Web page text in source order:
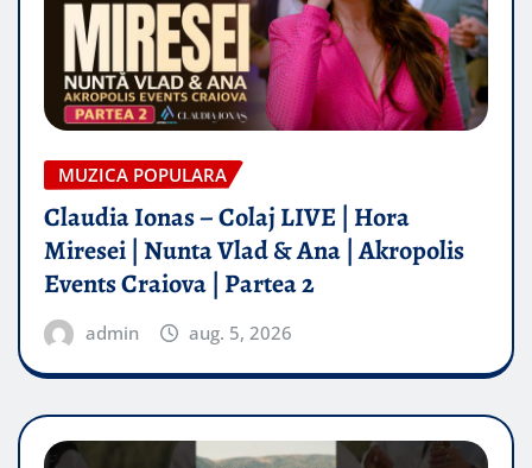
MUZICA POPULARA
Claudia Ionas – Colaj LIVE | Hora
Miresei | Nunta Vlad & Ana | Akropolis
Events Craiova | Partea 2
admin aug. 5, 2026